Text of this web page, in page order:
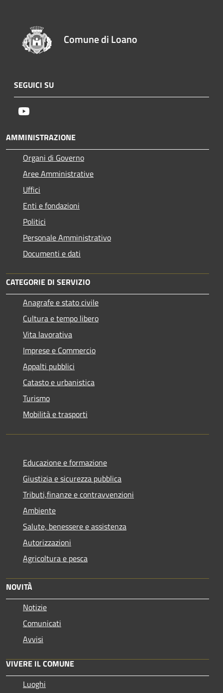
Comune di Loano
SEGUICI SU
AMMINISTRAZIONE
Organi di Governo
Aree Amministrative
Uffici
Enti e fondazioni
Politici
Personale Amministrativo
Documenti e dati
CATEGORIE DI SERVIZIO
Anagrafe e stato civile
Cultura e tempo libero
Vita lavorativa
Imprese e Commercio
Appalti pubblici
Catasto e urbanistica
Turismo
Mobilità e trasporti
Educazione e formazione
Giustizia e sicurezza pubblica
Tributi,finanze e contravvenzioni
Ambiente
Salute, benessere e assistenza
Autorizzazioni
Agricoltura e pesca
NOVITÀ
Notizie
Comunicati
Avvisi
VIVERE IL COMUNE
Luoghi